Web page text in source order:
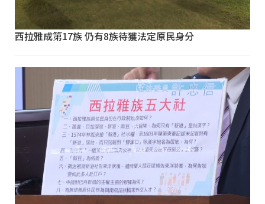
西拉雅成第17族 仍有8族待獲法定原民身分